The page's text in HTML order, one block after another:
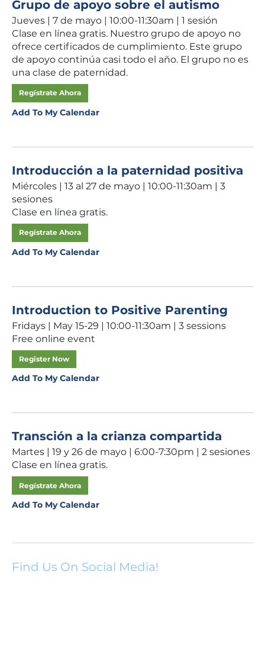
Grupo de apoyo sobre el autismo
Jueves | 7 de mayo | 10:00-11:30am | 1 sesión
Clase en línea gratis. Nuestro grupo de apoyo no
ofrece certificados de cumplimiento. Este grupo
de apoyo continúa casi todo el año. El grupo no es
una clase de paternidad.
Regístrate Ahora
Add To My Calendar
Introducción a la paternidad positiva
Miércoles | 13 al 27 de mayo | 10:00-11:30am | 3
sesiones
Clase en línea gratis.
Regístrate Ahora
Add To My Calendar
Introduction to Positive Parenting
Fridays | May 15-29 | 10:00-11:30am | 3 sessions
Free online event
Register Now
Add To My Calendar
Transción a la crianza compartida
Martes | 19 y 26 de mayo | 6:00-7:30pm | 2 sesiones
Clase en línea gratis.
Regístrate Ahora
Add To My Calendar
Find Us On Social Media!